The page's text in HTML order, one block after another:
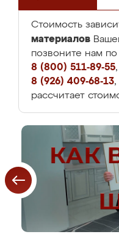
Стоимость
материалов
позвоните нам
8 (800) 511-89-55,
8 (926) 409-68-13
рассчитает